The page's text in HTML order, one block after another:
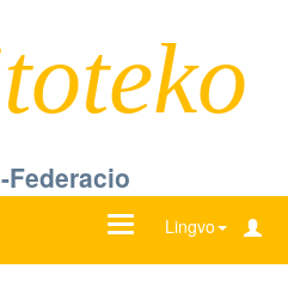
Federacio
Lingvo
Ŝanĝu